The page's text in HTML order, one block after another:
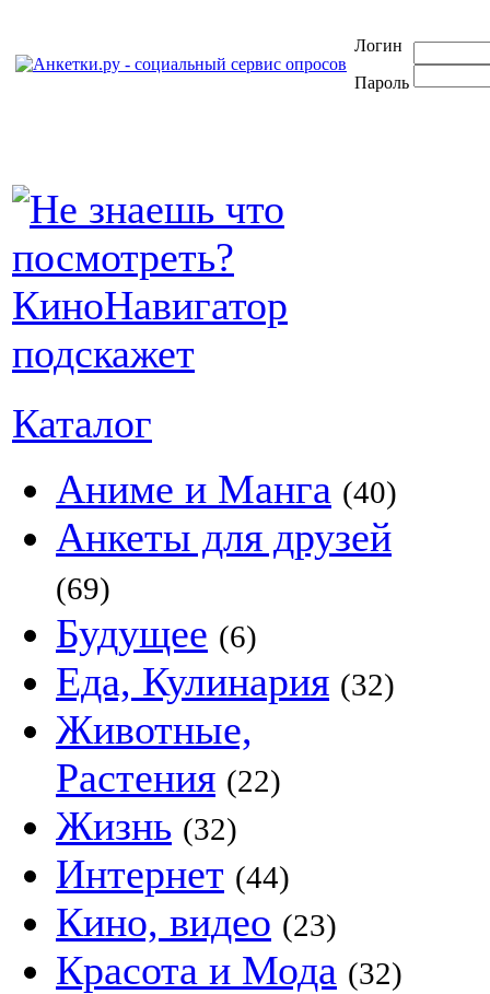
Логин
Пароль
Каталог
Аниме и Манга (40)
Анкеты для друзей
(69)
Будущее (6)
Еда, Кулинария (32)
Животные,
Растения (22)
Жизнь (32)
Интернет (44)
Кино, видео (23)
Красота и Мода (32)